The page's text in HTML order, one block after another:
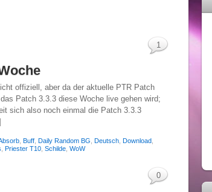
offiziell, aber da der aktuelle PTR Patch
Patch 3.3.3 diese Woche live gehen wird;
sich also noch einmal die Patch 3.3.3
1
Buff Daily Random BG Deutsch Download
Priester T10 Schilde WoW
0